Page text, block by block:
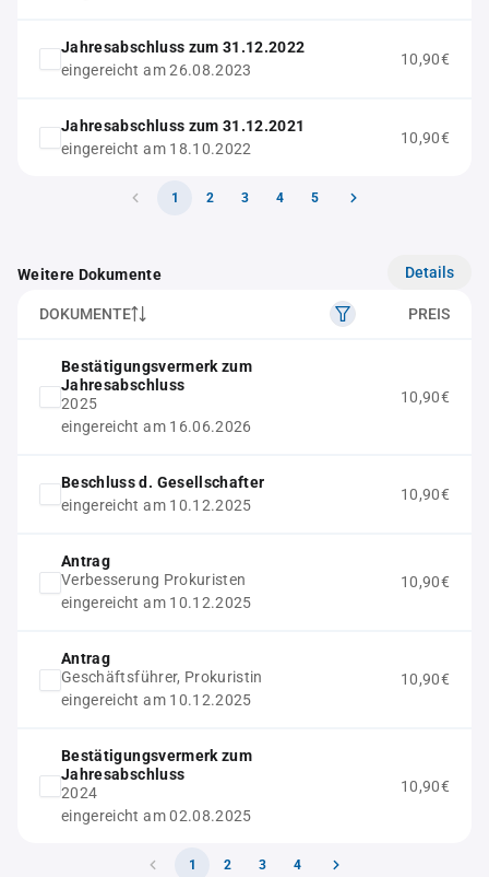
Jahresabschluss zum 31.12.2022
eingereicht am 26.08.2023
10,90€
Jahresabschluss zum 31.12.2021
eingereicht am 18.10.2022
10,90€
1 2 3 4 5
Weitere Dokumente Details
DOKUMENTE PREIS
Bestätigungsvermerk zum
Jahresabschluss
2025
eingereicht am 16.06.2026
10,90€
Beschluss d. Gesellschafter
eingereicht am 10.12.2025
10,90€
Antrag
Verbesserung Prokuristen
eingereicht am 10.12.2025
10,90€
Antrag
Geschäftsführer, Prokuristin
eingereicht am 10.12.2025
10,90€
Bestätigungsvermerk zum
Jahresabschluss
2024
eingereicht am 02.08.2025
10,90€
1 2 3 4